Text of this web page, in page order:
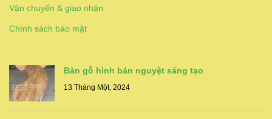
Vận chuyển & giao nhận
Chính sách bảo mật
Bàn gỗ hình bán nguyệt sáng tạo
13 Tháng Một, 2024